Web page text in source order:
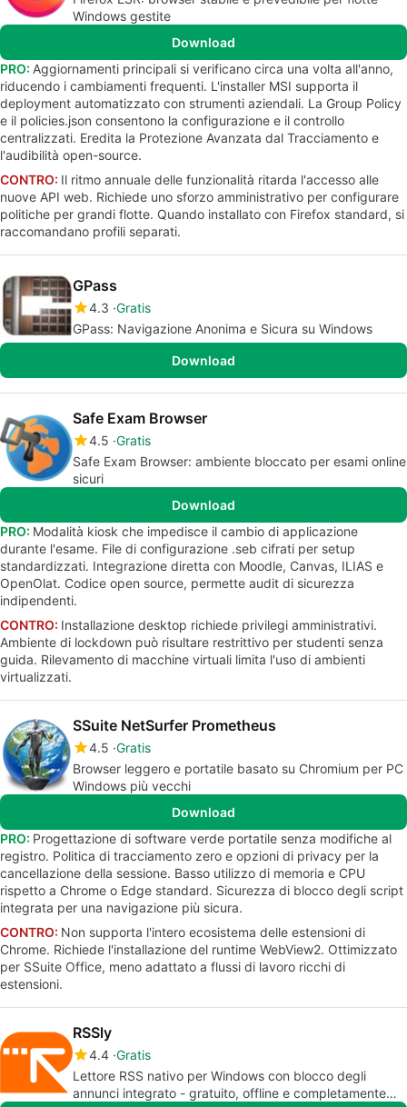
Windows gestite
Download
PRO: Aggiornamenti principali si verificano circa una volta all'anno,
riducendo i cambiamenti frequenti. L'installer MSI supporta il
deployment automatizzato con strumenti aziendali. La Group Policy
e il policies.json consentono la configurazione e il controllo
centralizzati. Eredita la Protezione Avanzata dal Tracciamento e
l'audibilità open-source.
CONTRO: Il ritmo annuale delle funzionalità ritarda l'accesso alle
nuove API web. Richiede uno sforzo amministrativo per configurare
politiche per grandi flotte. Quando installato con Firefox standard, si
raccomandano profili separati.
GPass
4.3 Gratis
GPass: Navigazione Anonima e Sicura su Windows
Download
Safe Exam Browser
4.5 Gratis
Safe Exam Browser: ambiente bloccato per esami online
sicuri
Download
PRO: Modalità kiosk che impedisce il cambio di applicazione
durante l'esame. File di configurazione .seb cifrati per setup
standardizzati. Integrazione diretta con Moodle, Canvas, ILIAS e
OpenOlat. Codice open source, permette audit di sicurezza
indipendenti.
CONTRO: Installazione desktop richiede privilegi amministrativi.
Ambiente di lockdown può risultare restrittivo per studenti senza
guida. Rilevamento di macchine virtuali limita l'uso di ambienti
virtualizzati.
SSuite NetSurfer Prometheus
4.5 Gratis
Browser leggero e portatile basato su Chromium per PC
Windows più vecchi
Download
PRO: Progettazione di software verde portatile senza modifiche al
registro. Politica di tracciamento zero e opzioni di privacy per la
cancellazione della sessione. Basso utilizzo di memoria e CPU
rispetto a Chrome o Edge standard. Sicurezza di blocco degli script
integrata per una navigazione più sicura.
CONTRO: Non supporta l'intero ecosistema delle estensioni di
Chrome. Richiede l'installazione del runtime WebView2. Ottimizzato
per SSuite Office, meno adattato a flussi di lavoro ricchi di
estensioni.
RSSly
4.4 Gratis
Lettore RSS nativo per Windows con blocco degli
annunci integrato - gratuito, offline e completamente